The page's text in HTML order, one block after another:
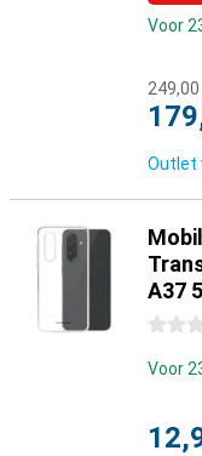
Voor
249,00
Outlet
A37
0
Voor